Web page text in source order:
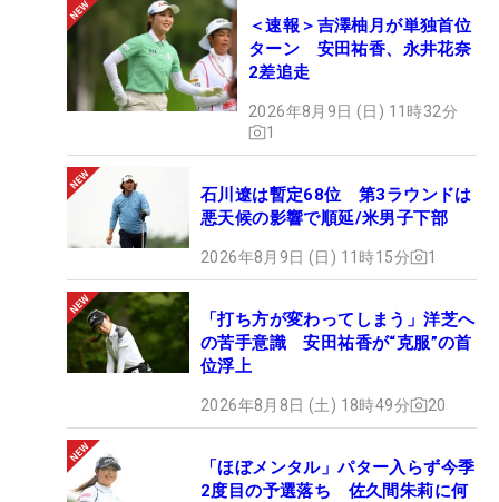
＜速報＞吉澤柚月が単独首位
ターン 安田祐香、永井花奈
2差追走
2026年8月9日 (日) 11時32分
1
石川遼は暫定68位 第3ラウンドは
悪天候の影響で順延/米男子下部
2026年8月9日 (日) 11時15分 1
「打ち方が変わってしまう」洋芝へ
の苦手意識 安田祐香が“克服”の首
位浮上
2026年8月8日 (土) 18時49分 20
「ほぼメンタル」パター入らず今季
2度目の予選落ち 佐久間朱莉に何